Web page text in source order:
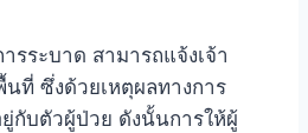
ระบาด สามารถแจ้งเจ้า
ที่ ซึ่งด้วยเหตุผลทางการ
กับตัวผู้ป่วย ดังนั้นการให้ผู้